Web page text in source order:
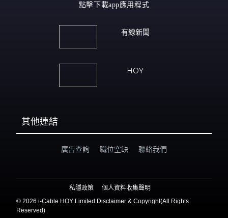
點擊下載app應用程式
有線新聞
HOY
其他連結
廣告查詢 職位空缺 聯絡我們
私隱政策
個人資料收集聲明
© 2026 i-Cable HOY Limited Disclaimer & Copyright(All Rights
Reserved)